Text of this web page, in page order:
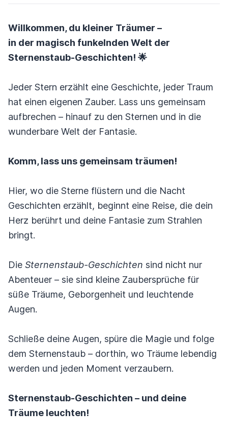
Willkommen, du kleiner Träumer –
in der magisch funkelnden Welt der
Sternenstaub-Geschichten! 🌟
Jeder Stern erzählt eine Geschichte, jeder Traum
hat einen eigenen Zauber. Lass uns gemeinsam
aufbrechen – hinauf zu den Sternen und in die
wunderbare Welt der Fantasie.
Komm, lass uns gemeinsam träumen!
Hier, wo die Sterne flüstern und die Nacht
Geschichten erzählt, beginnt eine Reise, die dein
Herz berührt und deine Fantasie zum Strahlen
bringt.
Die Sternenstaub-Geschichten sind nicht nur
Abenteuer – sie sind kleine Zaubersprüche für
süße Träume, Geborgenheit und leuchtende
Augen.
Schließe deine Augen, spüre die Magie und folge
dem Sternenstaub – dorthin, wo Träume lebendig
werden und jeden Moment verzaubern.
Sternenstaub-Geschichten – und deine
Träume leuchten!